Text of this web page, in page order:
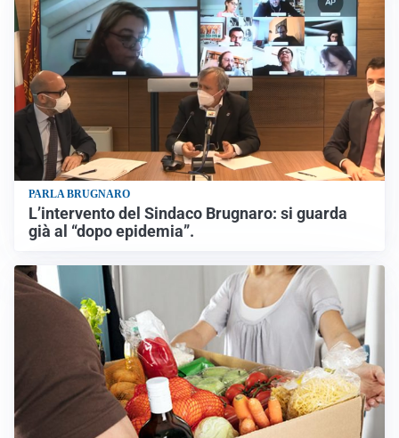
PARLA BRUGNARO
L’intervento del Sindaco Brugnaro: si guarda
già al “dopo epidemia”.